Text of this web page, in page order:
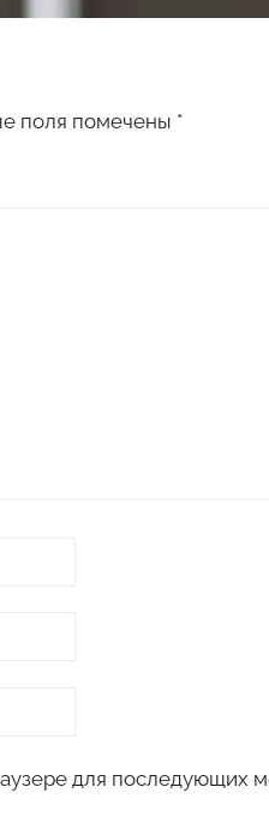
поля помечены *
для последующих